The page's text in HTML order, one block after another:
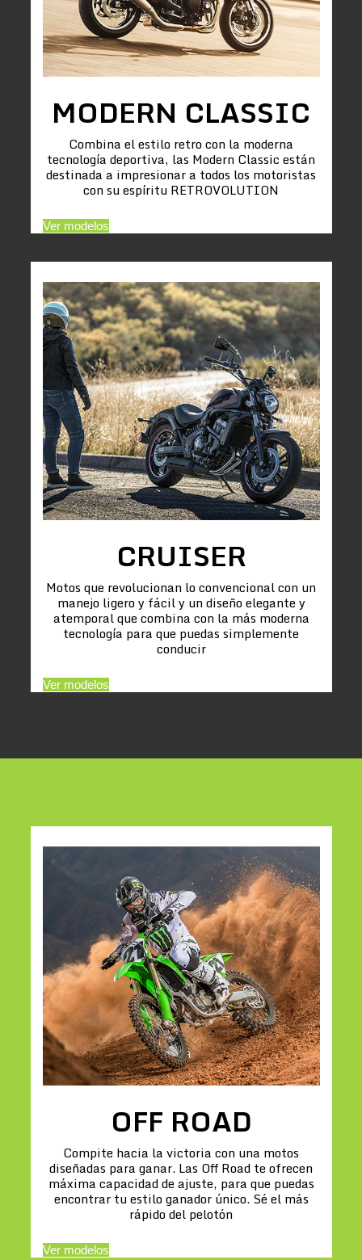
MODERN CLASSIC
Combina el estilo retro con la moderna
tecnología deportiva, las Modern Classic están
destinada a impresionar a todos los motoristas
con su espíritu RETROVOLUTION
Ver modelos
CRUISER
Motos que revolucionan lo convencional con un
manejo ligero y fácil y un diseño elegante y
atemporal que combina con la más moderna
tecnología para que puedas simplemente
conducir
Ver modelos
OFF ROAD
Compite hacia la victoria con una motos
diseñadas para ganar. Las Off Road te ofrecen
máxima capacidad de ajuste, para que puedas
encontrar tu estilo ganador único. Sé el más
rápido del pelotón
Ver modelos